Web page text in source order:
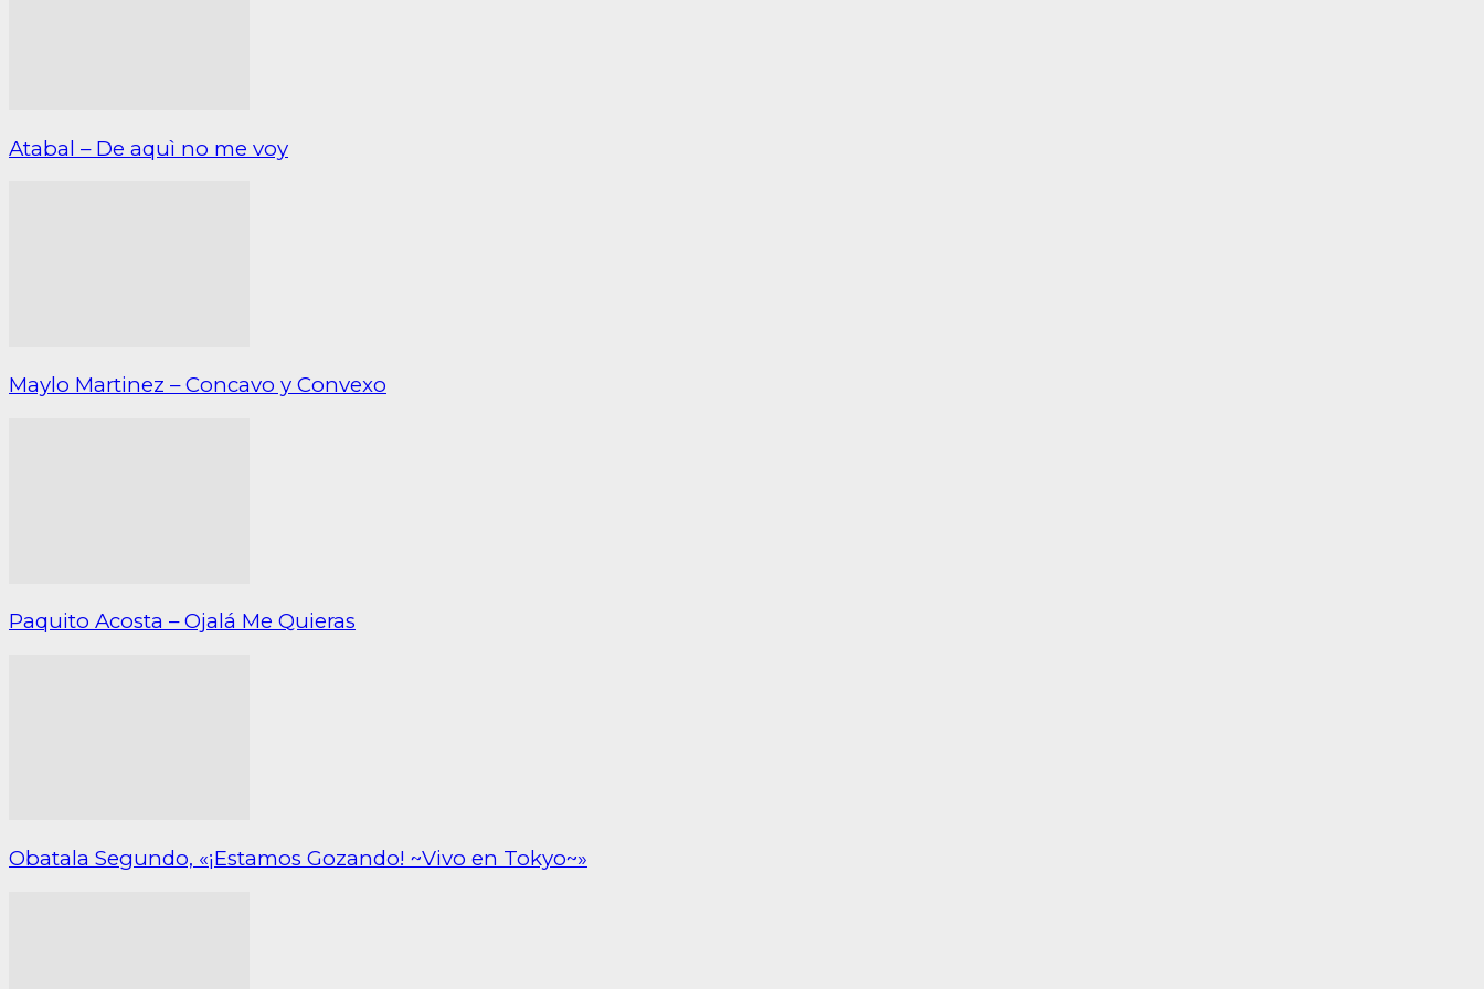
Atabal – De aquì no me voy
Maylo Martinez – Concavo y Convexo
Paquito Acosta – Ojalá Me Quieras
Obatala Segundo, «¡Estamos Gozando! ~Vivo en Tokyo~»